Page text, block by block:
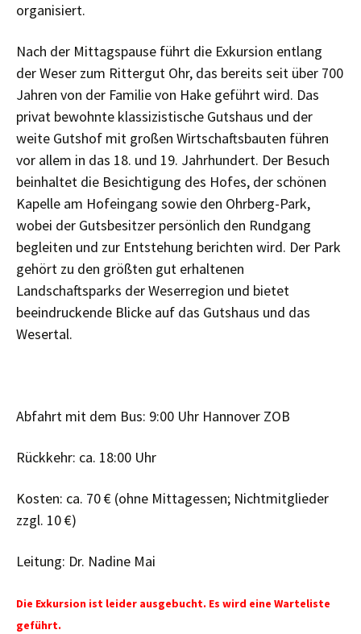
organisiert.
Nach der Mittagspause führt die Exkursion entlang
der Weser zum Rittergut Ohr, das bereits seit über 700
Jahren von der Familie von Hake geführt wird. Das
privat bewohnte klassizistische Gutshaus und der
weite Gutshof mit großen Wirtschaftsbauten führen
vor allem in das 18. und 19. Jahrhundert. Der Besuch
beinhaltet die Besichtigung des Hofes, der schönen
Kapelle am Hofeingang sowie den Ohrberg-Park,
wobei der Gutsbesitzer persönlich den Rundgang
begleiten und zur Entstehung berichten wird. Der Park
gehört zu den größten gut erhaltenen
Landschaftsparks der Weserregion und bietet
beeindruckende Blicke auf das Gutshaus und das
Wesertal.
Abfahrt mit dem Bus: 9:00 Uhr Hannover ZOB
Rückkehr: ca. 18:00 Uhr
Kosten: ca. 70 € (ohne Mittagessen; Nichtmitglieder
zzgl. 10 €)
Leitung: Dr. Nadine Mai
Die Exkursion ist leider ausgebucht. Es wird eine Warteliste
geführt.